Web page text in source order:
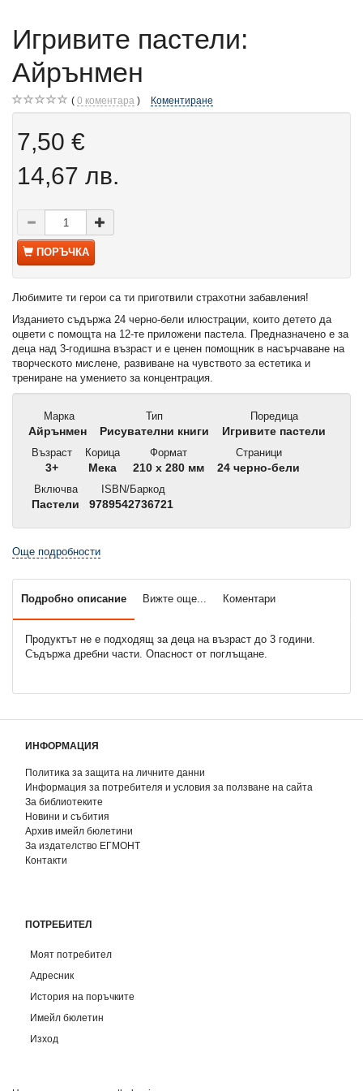
Игривите пастели:
Айрънмен
0 коментара Коментиране
7,50 €
14,67 лв.
ПОРЪЧКА
Любимите ти герои са ти приготвили страхотни забавления!
Изданието съдържа 24 черно-бели илюстрации, които детето да
оцвети с помощта на 12-те приложени пастела. Предназначено е за
деца над 3-годишна възраст и е ценен помощник в насърчаване на
творческото мислене, развиване на чувството за естетика и
трениране на умението за концентрация.
Марка
Айрънмен
Тип
Рисувателни книги
Поредица
Игривите пастели
Възраст
3+
Корица
Мека
Формат
210 x 280 мм
Страници
24 черно-бели
Включва
Пастели
ISBN/Баркод
9789542736721
Още подробности
Подробно описание Вижте още... Коментари
Продуктът не е подходящ за деца на възраст до 3 години.
Съдържа дребни части. Опасност от поглъщане.
ИНФОРМАЦИЯ
Политика за защита на личните данни
Информация за потребителя и условия за ползване на сайта
За библиотеките
Новини и събития
Архив имейл бюлетини
За издателство ЕГМОНТ
Контакти
ПОТРЕБИТЕЛ
Моят потребител
Адресник
История на поръчките
Имейл бюлетин
Изход